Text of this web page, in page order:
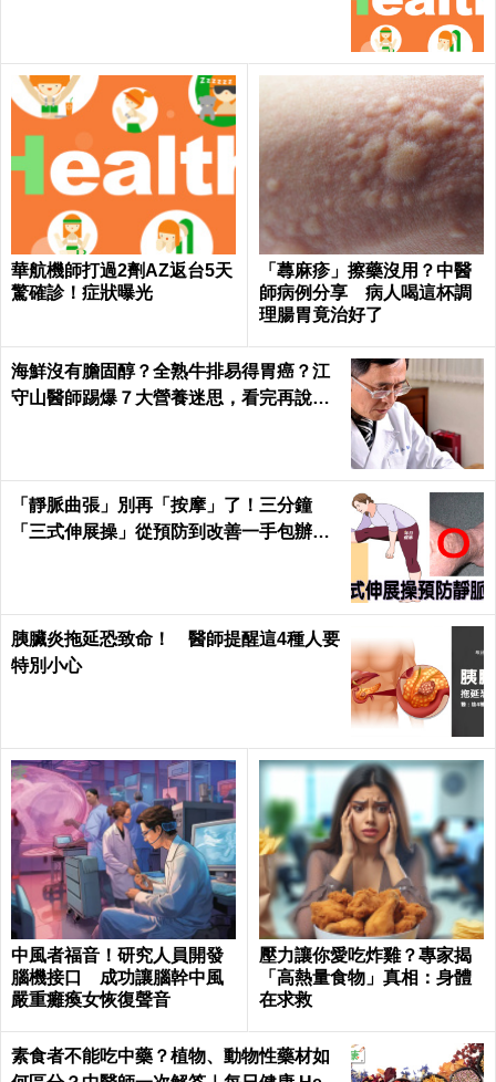
華航機師打過2劑AZ返台5天
驚確診！症狀曝光
「蕁麻疹」擦藥沒用？中醫
師病例分享 病人喝這杯調
理腸胃竟治好了
海鮮沒有膽固醇？全熟牛排易得胃癌？江
守山醫師踢爆７大營養迷思，看完再說你
「靜脈曲張」別再「按摩」了！三分鐘
「三式伸展操」從預防到改善一手包辦｜
胰臟炎拖延恐致命！ 醫師提醒這4種人要
特別小心
中風者福音！研究人員開發
腦機接口 成功讓腦幹中風
嚴重癱瘓女恢復聲音
壓力讓你愛吃炸雞？專家揭
「高熱量食物」真相：身體
在求救
素食者不能吃中藥？植物、動物性藥材如